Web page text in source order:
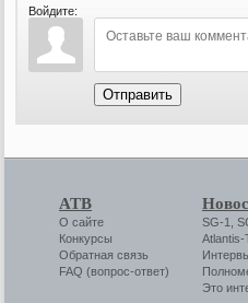
Войдите:
Отправить
АТВ
О сайте
Конкурсы
Обратная связь
FAQ (вопрос-ответ)
SG-1
Atlantis-
Это